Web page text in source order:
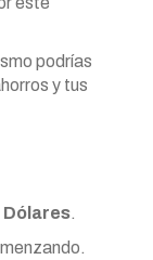
podrías
y tus
Dólares.